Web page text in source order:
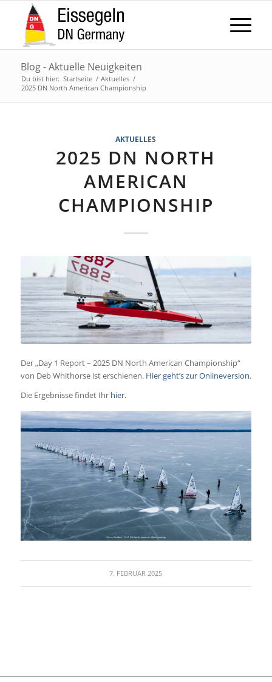
Blog - Aktuelle Neuigkeiten
Du bist hier: Startseite / Aktuelles /
2025 DN North American Championship
AKTUELLES
2025 DN NORTH
AMERICAN
CHAMPIONSHIP
Der „Day 1 Report – 2025 DN North American Championship“
von Deb Whithorse ist erschienen. Hier geht’s zur Onlineversion.
Die Ergebnisse findet Ihr hier.
7. FEBRUAR 2025